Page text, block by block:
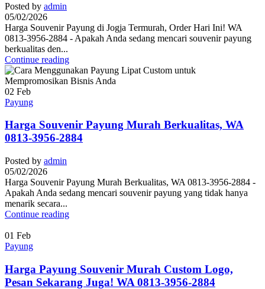
Posted by admin
05/02/2026
Harga Souvenir Payung di Jogja Termurah, Order Hari Ini! WA
0813-3956-2884 - Apakah Anda sedang mencari souvenir payung
berkualitas den...
Continue reading
02 Feb
Payung
Harga Souvenir Payung Murah Berkualitas, WA
0813-3956-2884
Posted by admin
05/02/2026
Harga Souvenir Payung Murah Berkualitas, WA 0813-3956-2884 -
Apakah Anda sedang mencari souvenir payung yang tidak hanya
menarik secara...
Continue reading
01 Feb
Payung
Harga Payung Souvenir Murah Custom Logo,
Pesan Sekarang Juga! WA 0813-3956-2884